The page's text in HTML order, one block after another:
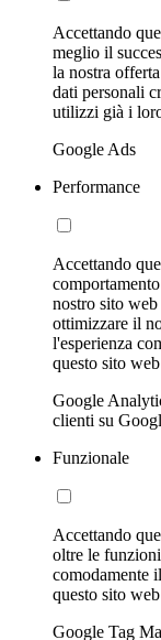
Accettando
meglio il
la nostra
dati personali
utilizzi già i
Google Ads
Performance
Accettando
nostro sito
ottimizzare il
l'esperienza
questo sito
Google
clienti su
Funzionale
Accettando
oltre le
comodamente
questo sito
Google Tag